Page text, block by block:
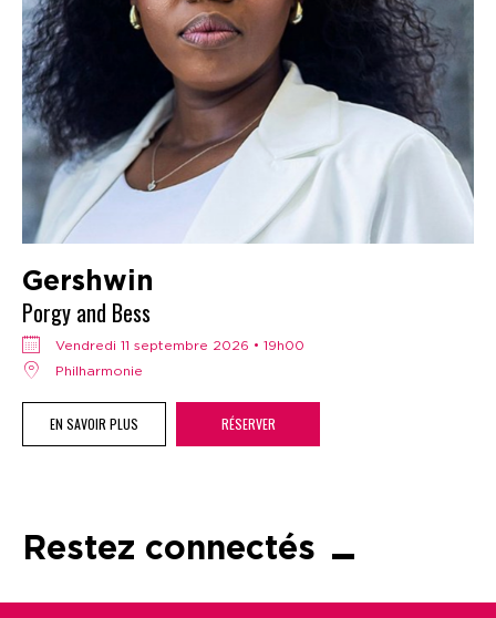
Gershwin
Porgy and Bess
vendredi 11 septembre 2026 • 19h00
Philharmonie
EN SAVOIR PLUS RÉSERVER
Restez connectés